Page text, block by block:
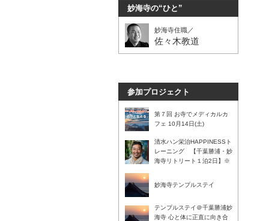
妙海寺の“ひと”
妙海寺住職／
佐々木教道
参加プロジェクト
第７回 お寺でメディカルカ
フェ 10月14日(土)
清水ハン栄治HAPPINESSト
レーニング 【千葉勝浦・妙
海寺リトリート１泊2日】※
妙海寺テンプルステイ
テンプルステイ＠千葉勝浦妙
海寺 心と体に正直に向き合